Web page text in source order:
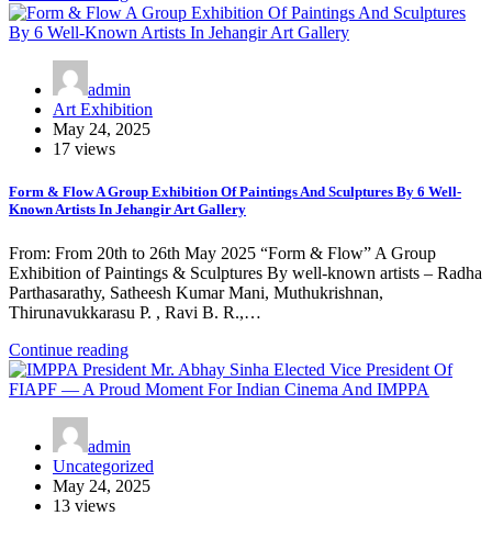
admin
Art Exhibition
May 24, 2025
17 views
Form & Flow A Group Exhibition Of Paintings And Sculptures By 6 Well-
Known Artists In Jehangir Art Gallery
From: From 20th to 26th May 2025 “Form & Flow” A Group
Exhibition of Paintings & Sculptures By well-known artists – Radha
Parthasarathy, Satheesh Kumar Mani, Muthukrishnan,
Thirunavukkarasu P. , Ravi B. R.,…
Continue reading
admin
Uncategorized
May 24, 2025
13 views